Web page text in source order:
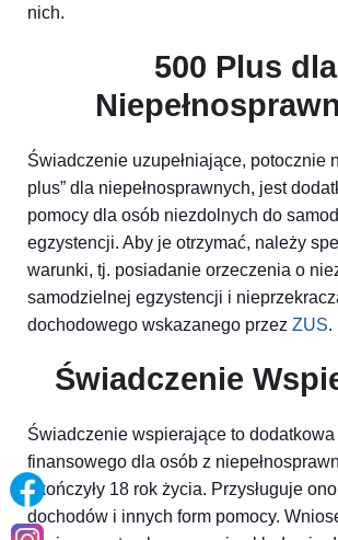
nich.
500 Plus dla
Świadczenie uzupełniające, potocznie
plus” dla niepełnosprawnych, jest
pomocy dla osób niezdolnych do
egzystencji. Aby je otrzymać, należy
warunki, tj. posiadanie orzeczenia o
samodzielnej egzystencji i
dochodowego wskazanego przez ZUS.
Świadczenie
Świadczenie wspierające to
finansowego dla osób z
ukończyły 18 rok życia. Przysługuje
dochodów i innych form pomocy.